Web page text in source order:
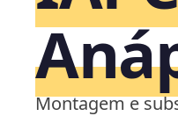
Montagem e